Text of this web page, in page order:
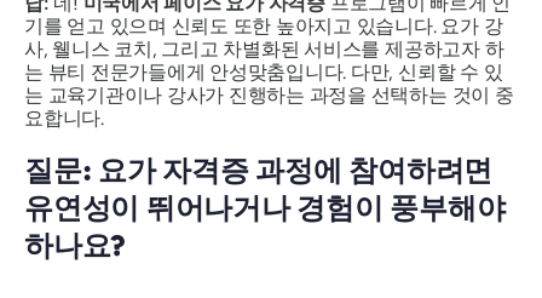
기를 얻고 있으며 신뢰도 또한 높아지고 있습니다. 요가 강
사, 웰니스 코치, 그리고 차별화된 서비스를 제공하고자 하
는 뷰티 전문가들에게 안성맞춤입니다. 다만, 신뢰할 수 있
는 교육기관이나 강사가 진행하는 과정을 선택하는 것이 중
요합니다.
질문: 요가 자격증 과정에 참여하려면
유연성이 뛰어나거나 경험이 풍부해야
하나요?